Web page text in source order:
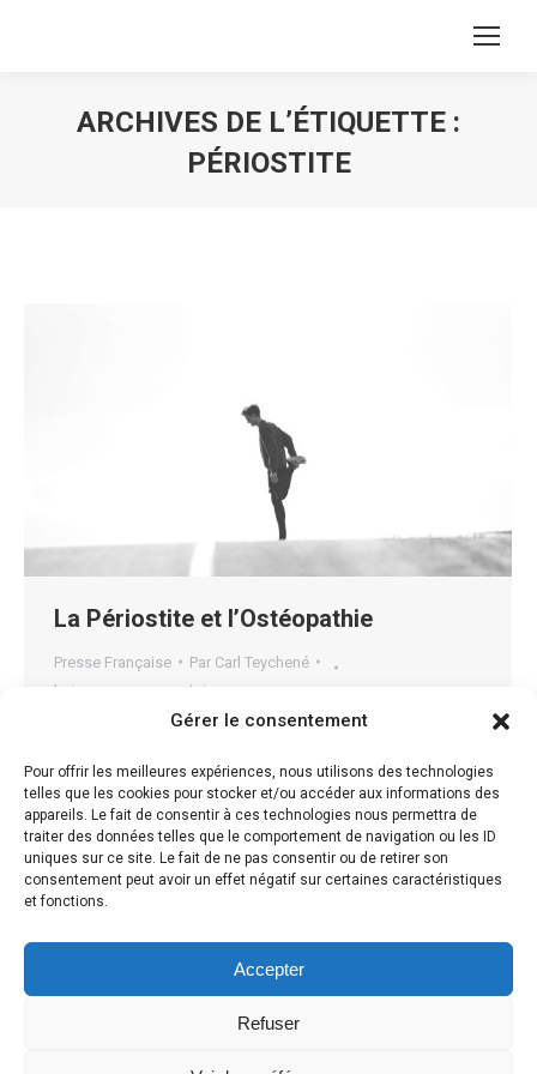
Gérer le consentement
Pour offrir les meilleures expériences, nous utilisons des technologies
telles que les cookies pour stocker et/ou accéder aux informations des
appareils. Le fait de consentir à ces technologies nous permettra de
traiter des données telles que le comportement de navigation ou les ID
uniques sur ce site. Le fait de ne pas consentir ou de retirer son
consentement peut avoir un effet négatif sur certaines caractéristiques
et fonctions.
Accepter
Refuser
ARCHIVES DE L’ÉTIQUETTE :
PÉRIOSTITE
La Périostite et l’Ostéopathie
Presse Française Par Carl Teychené
Laisser un commentaire
La périostite La périostite est un syndrome
inflammatoire particulièrement douloureux localisé au
niveau de la face interne et/ ou médiale du tibia. Elle
peut se situer sur l’une ou les deux jambes. La douleur
se présente pendant l’effort et diminue au repos. Le
périoste est un tissu conjonctif qui entoure l’os, il est